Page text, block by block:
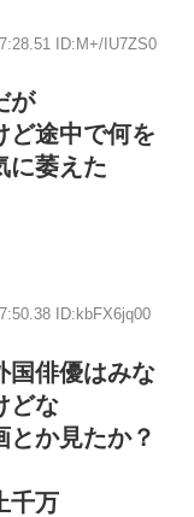
ID:M+/IU7ZS0
が
ど途中で何を
に萎えた
ID:kbFX6jq00
国俳優はみな
どな
とか見たか？
千万